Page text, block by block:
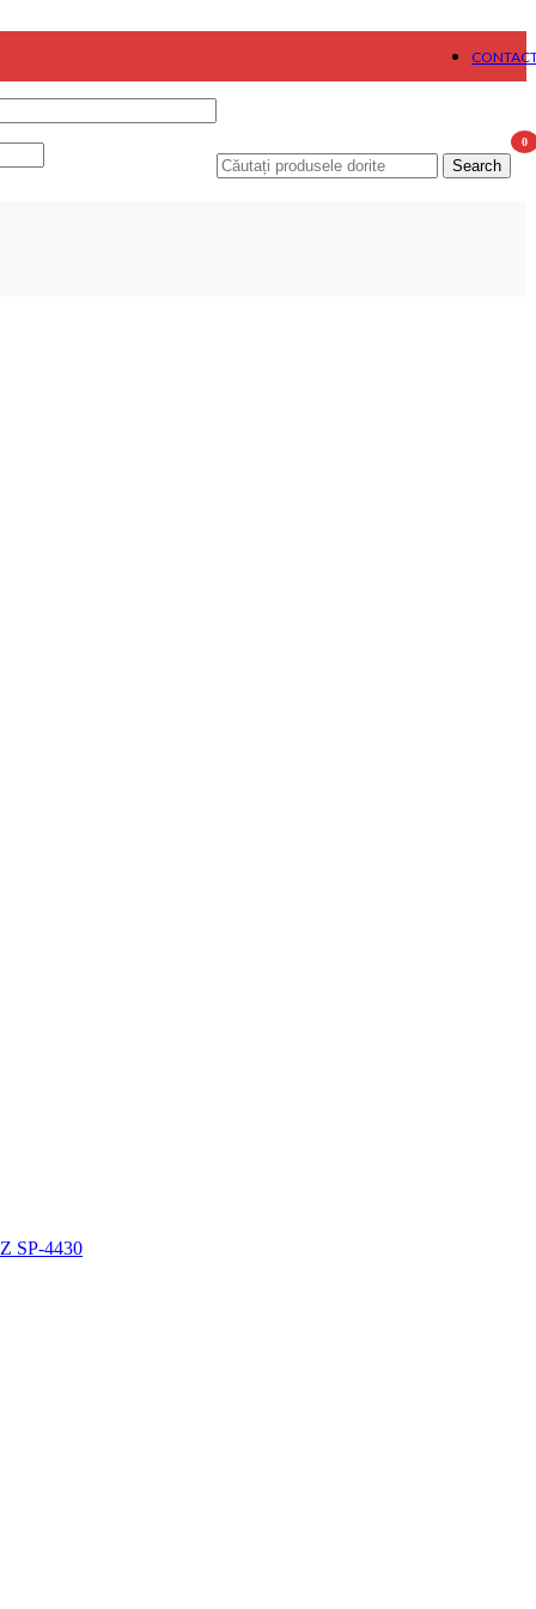
Search
0
SP-4430